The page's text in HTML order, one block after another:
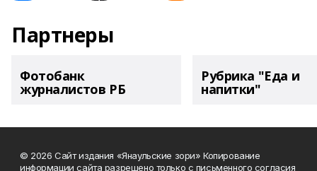
Партнеры
Фотобанк
журналистов РБ
Рубрика "Еда и
напитки"
© 2026 Сайт издания «Янаульские зори» Копирование
информации сайта разрешено только с письменного согласия